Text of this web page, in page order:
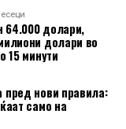
64.000 долари,
долари во
15 минути
пред нови правила:
само на